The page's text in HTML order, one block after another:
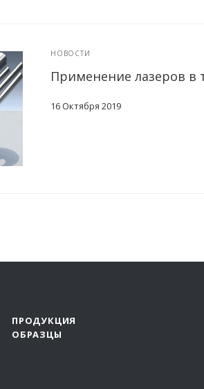
НОВОСТИ
Применение лазеров в
16 Октября 2019
ПРОДУКЦИЯ
ОБРАЗЦЫ